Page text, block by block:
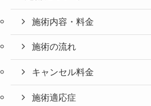
施術内容・料金
施術の流れ
キャンセル料金
施術適応症